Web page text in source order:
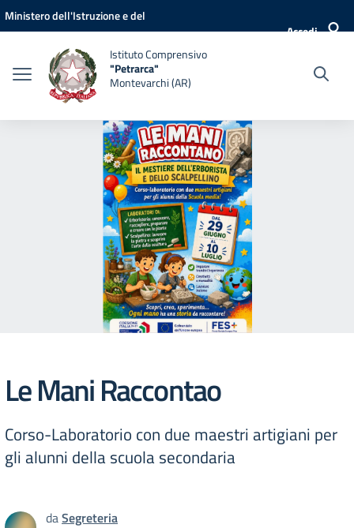
Vai ai contenuti
Vai al menu di navigazione
Vai al footer
Ministero dell'Istruzione e del
Accedi
Istituto Comprensivo
"Petrarca"
Montevarchi (AR)
Le Mani Raccontao
Corso-Laboratorio con due maestri artigiani per
gli alunni della scuola secondaria
daSegreteria